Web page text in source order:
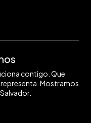
contigo. Que
Mostramos